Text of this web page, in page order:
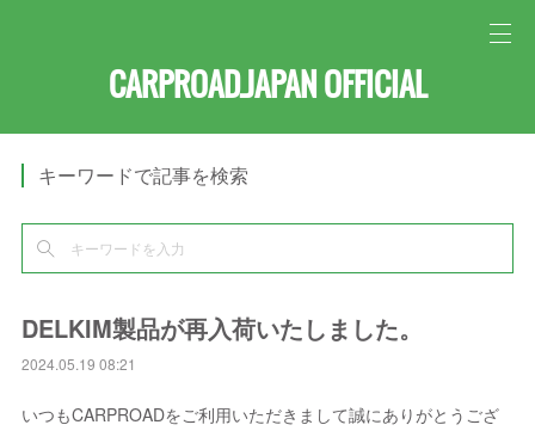
CARPROAD.JAPAN OFFICIAL
キーワードで記事を検索
DELKIM製品が再入荷いたしました。
2024.05.19 08:21
いつもCARPROADをご利用いただきまして誠にありがとうござ